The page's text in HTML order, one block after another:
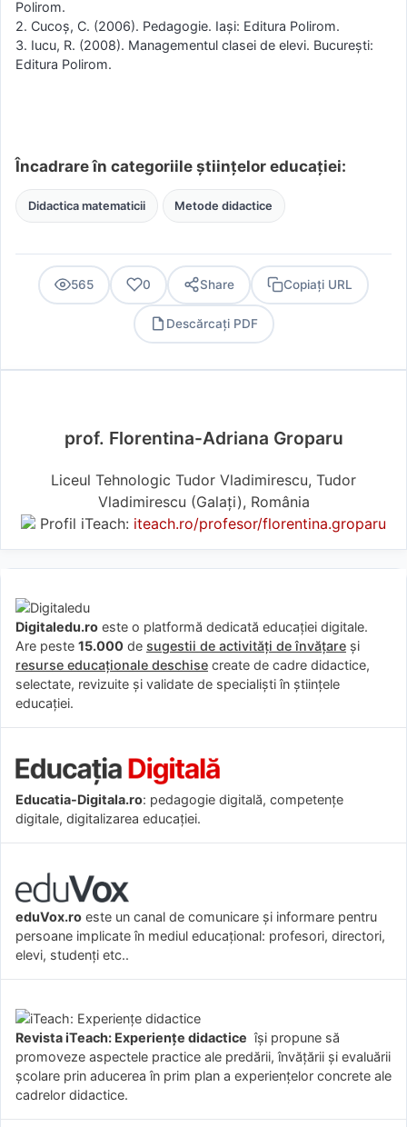
Polirom.
2. Cucoș, C. (2006). Pedagogie. Iași: Editura Polirom.
3. Iucu, R. (2008). Managementul clasei de elevi. București:
Editura Polirom.
Încadrare în categoriile științelor educației:
Didactica matematicii Metode didactice
565 0 Share Copiați URL
Descărcați PDF
prof. Florentina-Adriana Groparu
Liceul Tehnologic Tudor Vladimirescu, Tudor
Vladimirescu (Galaţi), România
Profil iTeach: iteach.ro/profesor/florentina.groparu
Digitaledu.ro este o platformă dedicată educației digitale.
Are peste 15.000 de sugestii de activități de învățare și
resurse educaționale deschise create de cadre didactice,
selectate, revizuite și validate de specialiști în științele
educației.
Educatia-Digitala.ro: pedagogie digitală, competențe
digitale, digitalizarea educației.
eduVox.ro este un canal de comunicare și informare pentru
persoane implicate în mediul educațional: profesori, directori,
elevi, studenți etc..
Revista iTeach: Experienţe didactice îşi propune să
promoveze aspectele practice ale predării, învăţării şi evaluării
şcolare prin aducerea în prim plan a experienţelor concrete ale
cadrelor didactice.